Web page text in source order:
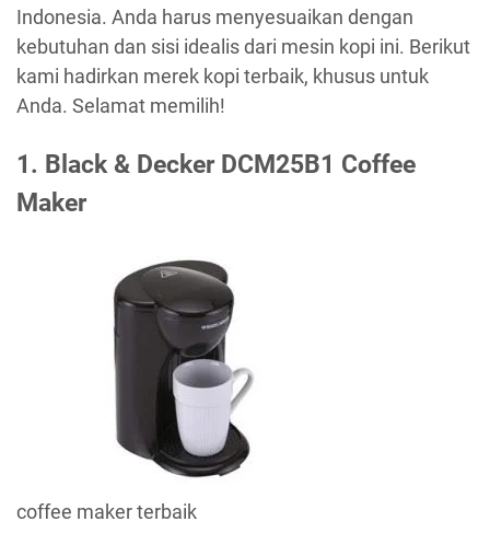
Indonesia. Anda harus menyesuaikan dengan
kebutuhan dan sisi idealis dari mesin kopi ini. Berikut
kami hadirkan merek kopi terbaik, khusus untuk
Anda. Selamat memilih!
1. Black & Decker DCM25B1 Coffee
Maker
coffee maker terbaik